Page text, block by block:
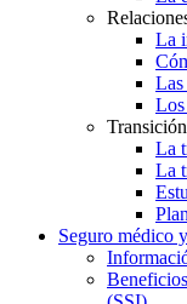
La
Las
Los
La
La
Seguro médico